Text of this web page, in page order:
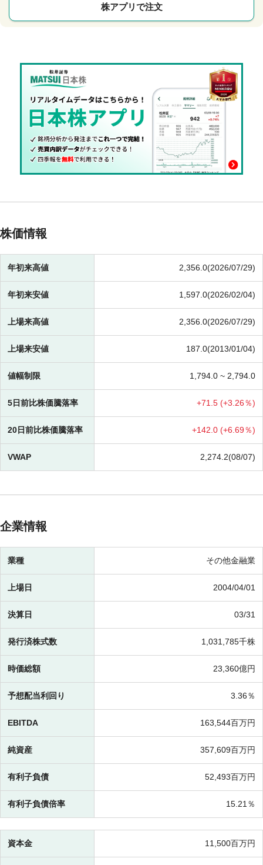
株アプリで注文
株価情報
年初来高値 2,356.0(2026/07/29)
年初来安値 1,597.0(2026/02/04)
上場来高値 2,356.0(2026/07/29)
上場来安値 187.0(2013/01/04)
値幅制限 1,794.0 ~ 2,794.0
5日前比株価騰落率 +71.5 (+3.26％)
20日前比株価騰落率 +142.0 (+6.69％)
VWAP 2,274.2(08/07)
企業情報
業種 その他金融業
上場日 2004/04/01
決算日 03/31
発行済株式数 1,031,785千株
時価総額 23,360億円
予想配当利回り 3.36％
EBITDA 163,544百万円
純資産 357,609百万円
有利子負債 52,493百万円
有利子負債倍率 15.21％
資本金 11,500百万円